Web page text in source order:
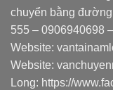
chuyển bằng
555 – 0906940698
Website:
Website:
Long: https://